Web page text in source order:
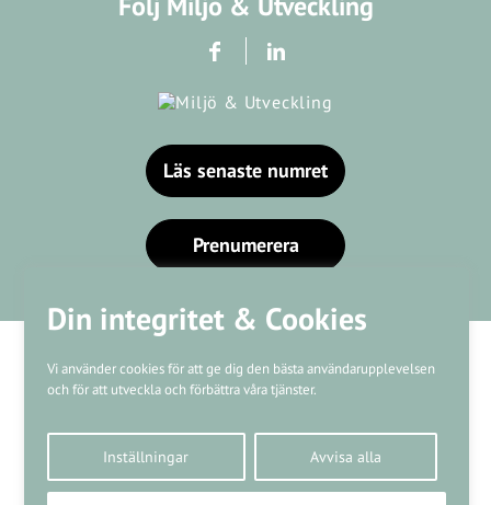
Din integritet & Cookies
Vi använder cookies för att ge dig den bästa användarupplevelsen
och för att utveckla och förbättra våra tjänster.
Inställningar Avvisa alla
Läs senaste numret
Prenumerera
Kundtjänst